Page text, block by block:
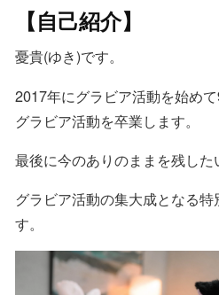
【自己紹介】
憂貴(ゆき)です。
2017年にグラビア活動を始め
グラビア活動を卒業します。
最後に今のありのままを残した
グラビア活動の集大成となる
す。